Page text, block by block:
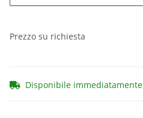
Prezzo su richiesta
Disponibile immediatamente